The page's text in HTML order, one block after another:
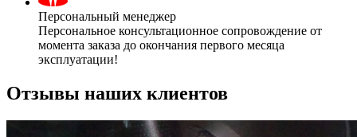
Персональный менеджер
Персональное консультационное сопровождение от
момента заказа до окончания первого месяца
эксплуатации!
Отзывы наших клиентов